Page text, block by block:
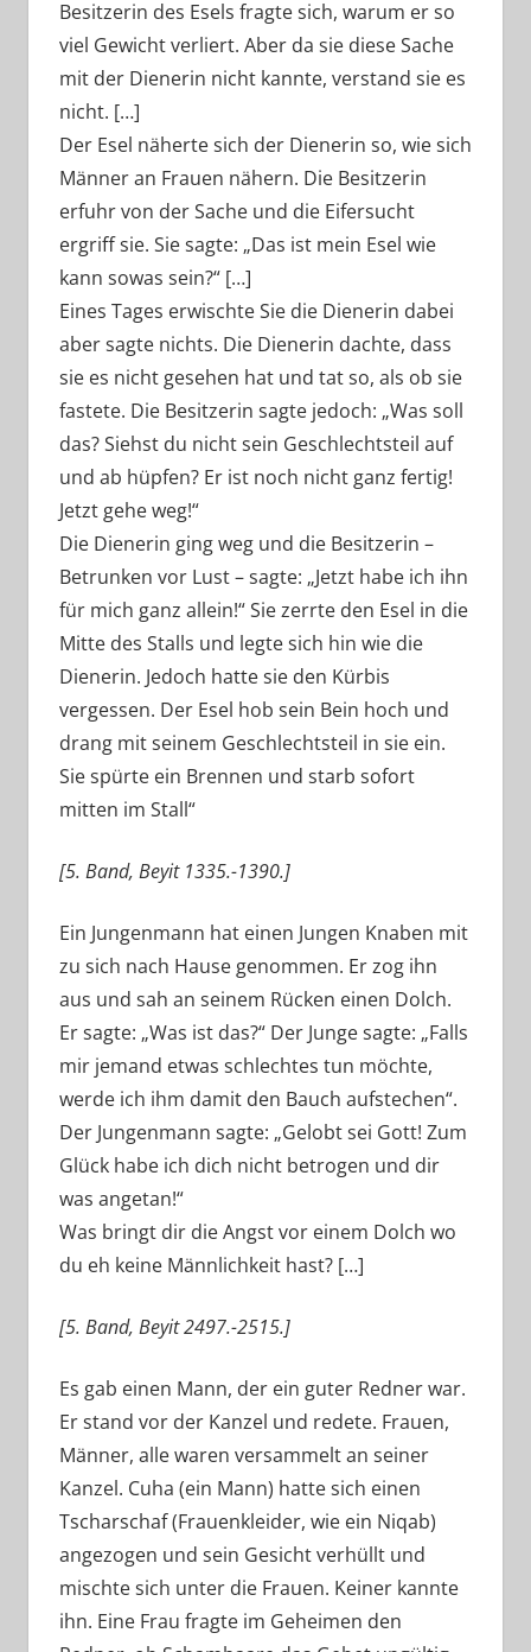
Besitzerin des Esels fragte sich, warum er so
viel Gewicht verliert. Aber da sie diese Sache
mit der Dienerin nicht kannte, verstand sie es
nicht. […]
Der Esel näherte sich der Dienerin so, wie sich
Männer an Frauen nähern. Die Besitzerin
erfuhr von der Sache und die Eifersucht
ergriff sie. Sie sagte: „Das ist mein Esel wie
kann sowas sein?“ […]
Eines Tages erwischte Sie die Dienerin dabei
aber sagte nichts. Die Dienerin dachte, dass
sie es nicht gesehen hat und tat so, als ob sie
fastete. Die Besitzerin sagte jedoch: „Was soll
das? Siehst du nicht sein Geschlechtsteil auf
und ab hüpfen? Er ist noch nicht ganz fertig!
Jetzt gehe weg!“
Die Dienerin ging weg und die Besitzerin –
Betrunken vor Lust – sagte: „Jetzt habe ich ihn
für mich ganz allein!“ Sie zerrte den Esel in die
Mitte des Stalls und legte sich hin wie die
Dienerin. Jedoch hatte sie den Kürbis
vergessen. Der Esel hob sein Bein hoch und
drang mit seinem Geschlechtsteil in sie ein.
Sie spürte ein Brennen und starb sofort
mitten im Stall“
[5. Band, Beyit 1335.-1390.]
Ein Jungenmann hat einen Jungen Knaben mit
zu sich nach Hause genommen. Er zog ihn
aus und sah an seinem Rücken einen Dolch.
Er sagte: „Was ist das?“ Der Junge sagte: „Falls
mir jemand etwas schlechtes tun möchte,
werde ich ihm damit den Bauch aufstechen“.
Der Jungenmann sagte: „Gelobt sei Gott! Zum
Glück habe ich dich nicht betrogen und dir
was angetan!“
Was bringt dir die Angst vor einem Dolch wo
du eh keine Männlichkeit hast? […]
[5. Band, Beyit 2497.-2515.]
Es gab einen Mann, der ein guter Redner war.
Er stand vor der Kanzel und redete. Frauen,
Männer, alle waren versammelt an seiner
Kanzel. Cuha (ein Mann) hatte sich einen
Tscharschaf (Frauenkleider, wie ein Niqab)
angezogen und sein Gesicht verhüllt und
mischte sich unter die Frauen. Keiner kannte
ihn. Eine Frau fragte im Geheimen den